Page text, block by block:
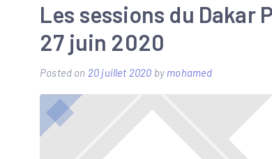
Les sessions du Dakar
27 juin 2020
Posted on 20 juillet 2020 by mohamed